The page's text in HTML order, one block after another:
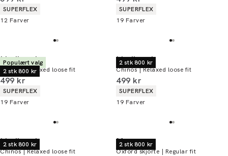
Produkt egenskaber
SUPERFLEX
12 Farver
Produkt egenskaber
SUPERFLEX
19 Farver
Populært valg
2 stk 800 kr
Lindbergh
Chinos | Relaxed loose fit
I alt (inkl. rabat)
499 kr
Produkt egenskaber
SUPERFLEX
19 Farver
2 stk 800 kr
Lindbergh
Chinos | Relaxed loose fit
I alt (inkl. rabat)
499 kr
Produkt egenskaber
SUPERFLEX
19 Farver
2 stk 800 kr
Lindbergh
Chinos | Relaxed loose fit
2 stk 800 kr
Morgan
Oxford skjorte | Regular fit